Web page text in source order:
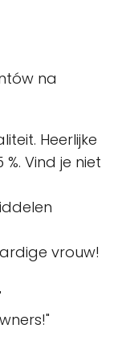
na
Heerlijke
Vind je niet
vrouw!